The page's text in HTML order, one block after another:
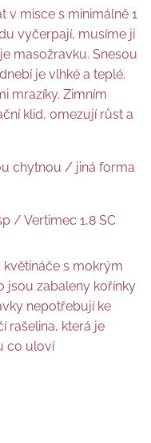
v misce s minimálně 1
vyčerpají, musíme ji
masožravku. Snesou
je vlhké a teplé.
mrazíky. Zimním
klid, omezují růst a
chytnou / jiná forma
/ Vertimec 1,8 SC
květináče s mokrým
jsou zabaleny kořínky
nepotřebují ke
rašelina, která je
co uloví